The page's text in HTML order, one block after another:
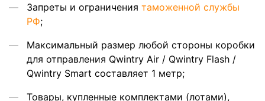
Запреты и ограничения таможенной службы
РФ;
Максимальный размер любой стороны коробки
для отправления Qwintry Air / Qwintry Flash /
Qwintry Smart составляет 1 метр;
Товары, купленные комплектами (лотами),